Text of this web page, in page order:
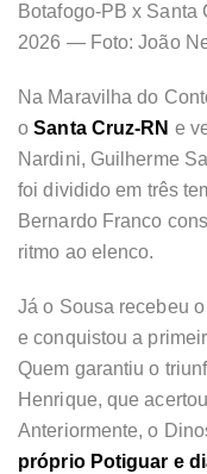
Botafogo-PB x Santa
2026 — Foto: João
Na Maravilha do
oSanta Cruz-RN e
Nardini, Guilherme
foi dividido em três
Bernardo Franco
ritmo ao elenco.
Já o Sousa recebeu o
e conquistou a
Quem garantiu o
Henrique, que
Anteriormente, o
próprio Potiguar e